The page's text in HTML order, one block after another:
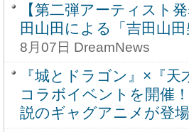
【第二弾アーティスト
田山田による「吉田山
8月07日 DreamNews
『城とドラゴン』×『
コラボイベントを開催
説のギャグアニメが登場